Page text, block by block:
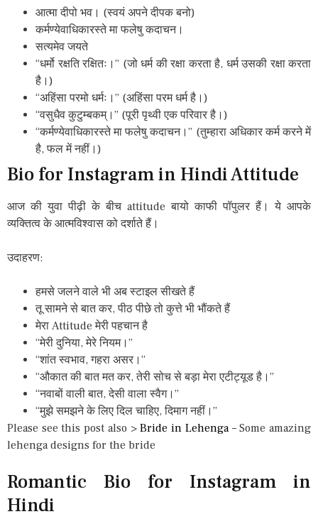
आत्मा दीपो भव। (स्वयं अपने दीपक बनो)
कर्मण्येवाधिकारस्ते मा फलेषु कदाचन।
सत्यमेव जयते
“धर्मो रक्षति रक्षितः।” (जो धर्म की रक्षा करता है, धर्म उसकी रक्षा करता
है।)
“अहिंसा परमो धर्मः।” (अहिंसा परम धर्म है।)
“वसुधैव कुटुम्बकम्।” (पूरी पृथ्वी एक परिवार है।)
“कर्मण्येवाधिकारस्ते मा फलेषु कदाचन।” (तुम्हारा अधिकार कर्म करने में
है, फल में नहीं।)
Bio for Instagram in Hindi Attitude
आज की युवा पीढ़ी के बीच attitude बायो काफी पॉपुलर हैं। ये आपके
व्यक्तित्व के आत्मविश्वास को दर्शाते हैं।
उदाहरण:
हमसे जलने वाले भी अब स्टाइल सीखते हैं
तू सामने से बात कर, पीठ पीछे तो कुत्ते भी भौंकते हैं
मेरा Attitude मेरी पहचान है
“मेरी दुनिया, मेरे नियम।”
“शांत स्वभाव, गहरा असर।”
“औकात की बात मत कर, तेरी सोच से बड़ा मेरा एटीट्यूड है।”
“नवाबों वाली बात, देसी वाला स्वैग।”
“मुझे समझने के लिए दिल चाहिए, दिमाग नहीं।”
Please see this post also >Bride in Lehenga– Some amazing
lehenga designs for the bride
Romantic Bio for Instagram in
Hindi